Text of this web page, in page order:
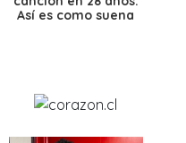
Así es como suena